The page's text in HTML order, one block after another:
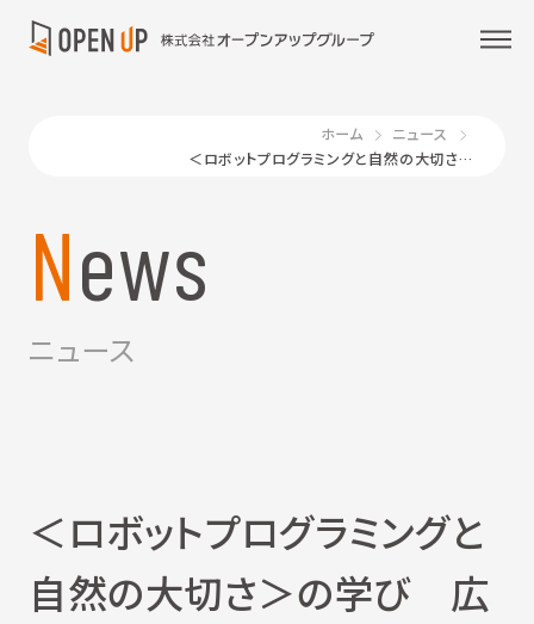
ホーム
ニュース
＜ロボットプログラミングと自然の大切さ＞の学び 広島の小中学生らを対象に開催
News
ニュース
＜ロボットプログラミングと
自然の大切さ＞の学び 広